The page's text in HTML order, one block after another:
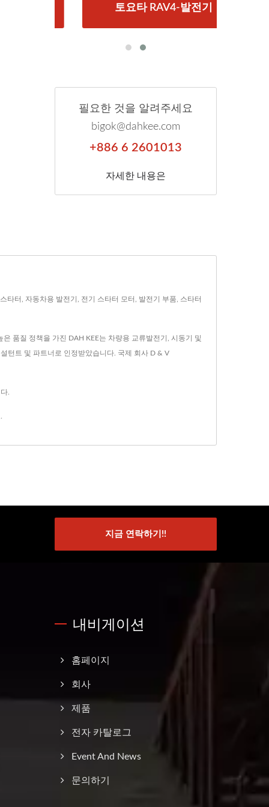
토요타 RAV4-발전기
필요한 것을 알려주세요
bigok@dahkee.com
+886 6 2601013
자세한 내용은
타터, 자동차용 발전기, 전기 스타터 모터, 발전기 부품, 스타터
품질 정책을 가진 DAH KEE는 차량용 교류발전기, 시동기 및
턴트 및 파트너로 인정받았습니다. 국제 회사 D & V
.
지금 연락하기!!
내비게이션
홈페이지
회사
제품
전자 카탈로그
Event And News
문의하기